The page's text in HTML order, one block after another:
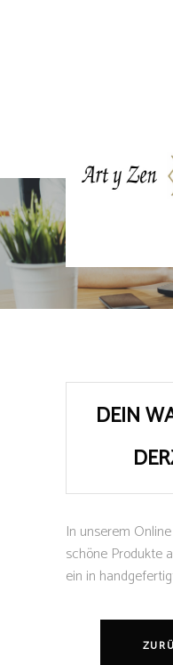
DEIN
In unserem
schöne Produkte
ein in